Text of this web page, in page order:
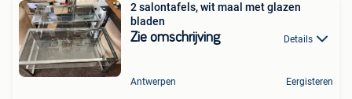
2 salontafels, wit maal met glazen
bladen
Zie omschrijving Details
Antwerpen Eergisteren